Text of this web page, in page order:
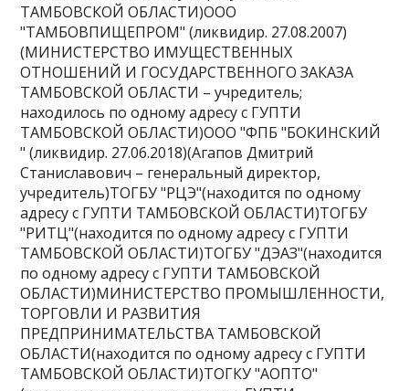
ТАМБОВСКОЙ ОБЛАСТИ)ООО
"ТАМБОВПИЩЕПРОМ" (ликвидир. 27.08.2007)
(МИНИСТЕРСТВО ИМУЩЕСТВЕННЫХ
ОТНОШЕНИЙ И ГОСУДАРСТВЕННОГО ЗАКАЗА
ТАМБОВСКОЙ ОБЛАСТИ – учредитель;
находилось по одному адресу с ГУПТИ
ТАМБОВСКОЙ ОБЛАСТИ)ООО "ФПБ "БОКИНСКИЙ
" (ликвидир. 27.06.2018)(Агапов Дмитрий
Станиславович – генеральный директор,
учредитель)ТОГБУ "РЦЭ"(находится по одному
адресу с ГУПТИ ТАМБОВСКОЙ ОБЛАСТИ)ТОГБУ
"РИТЦ"(находится по одному адресу с ГУПТИ
ТАМБОВСКОЙ ОБЛАСТИ)ТОГБУ "ДЭАЗ"(находится
по одному адресу с ГУПТИ ТАМБОВСКОЙ
ОБЛАСТИ)МИНИСТЕРСТВО ПРОМЫШЛЕННОСТИ,
ТОРГОВЛИ И РАЗВИТИЯ
ПРЕДПРИНИМАТЕЛЬСТВА ТАМБОВСКОЙ
ОБЛАСТИ(находится по одному адресу с ГУПТИ
ТАМБОВСКОЙ ОБЛАСТИ)ТОГКУ "АОПТО"